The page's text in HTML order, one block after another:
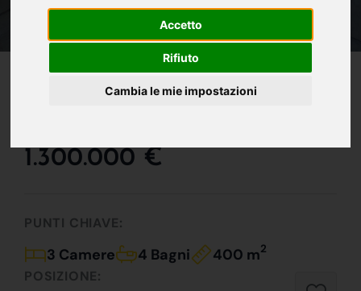
Accetto
Rifiuto
Cambia le mie impostazioni
Villa In Vendita A Torre
1.300.000 €
PUNTI CHIAVE:
3 Camere 4 Bagni 400 m2
POSIZIONE: